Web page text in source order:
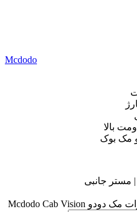
Mcdodo
بالا
مک بوک
جانبی
کابل شارژ دو سر تایپ سی 240 وات مک دودو Mcdodo Cab Vision